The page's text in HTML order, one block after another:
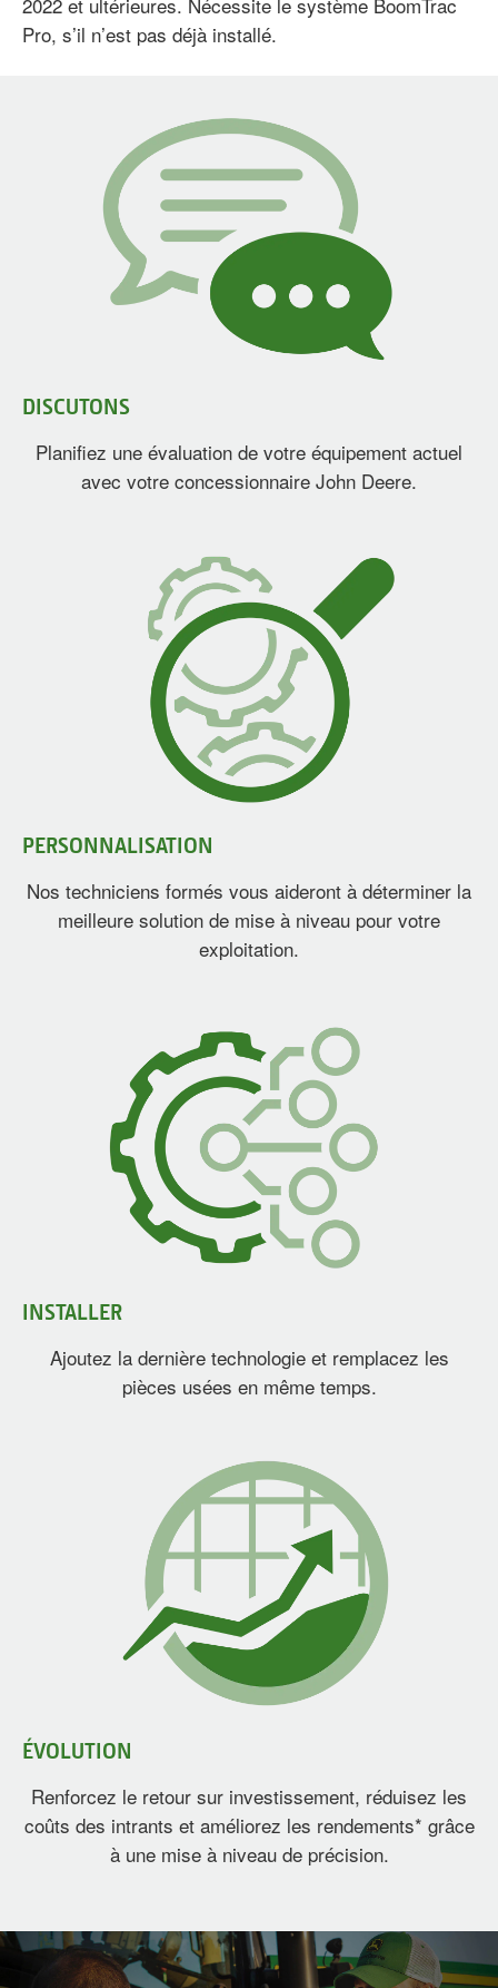
Pro, s’il n’est pas déjà installé.
DISCUTONS
Planifiez une évaluation de votre équipement actuel
avec votre concessionnaire John Deere.
PERSONNALISATION
Nos techniciens formés vous aideront à déterminer la
meilleure solution de mise à niveau pour votre
exploitation.
INSTALLER
Ajoutez la dernière technologie et remplacez les
pièces usées en même temps.
ÉVOLUTION
Renforcez le retour sur investissement, réduisez les
coûts des intrants et améliorez les rendements* grâce
à une mise à niveau de précision.